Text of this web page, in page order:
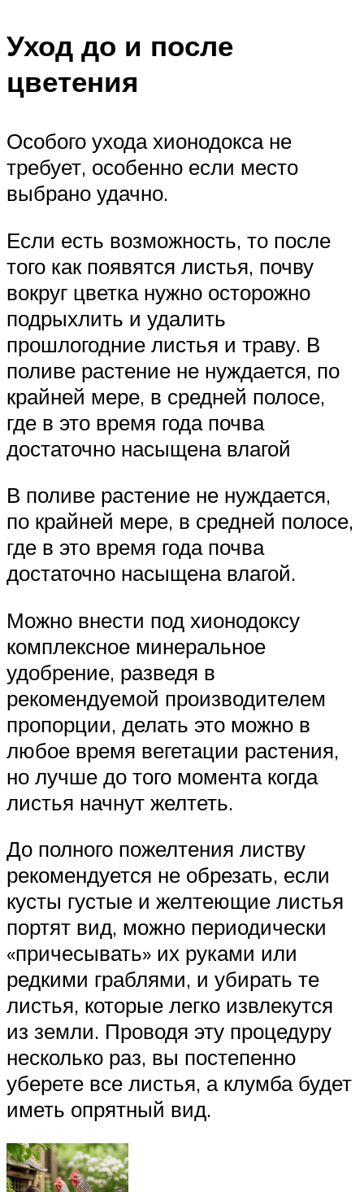
Уход до и после
цветения
Особого ухода хионодокса не
требует, особенно если место
выбрано удачно.
Если есть возможность, то после
того как появятся листья, почву
вокруг цветка нужно осторожно
подрыхлить и удалить
прошлогодние листья и траву. В
поливе растение не нуждается, по
крайней мере, в средней полосе,
где в это время года почва
достаточно насыщена влагой
В поливе растение не нуждается,
по крайней мере, в средней полосе,
где в это время года почва
достаточно насыщена влагой.
Можно внести под хионодоксу
комплексное минеральное
удобрение, разведя в
рекомендуемой производителем
пропорции, делать это можно в
любое время вегетации растения,
но лучше до того момента когда
листья начнут желтеть.
До полного пожелтения листву
рекомендуется не обрезать, если
кусты густые и желтеющие листья
портят вид, можно периодически
«причесывать» их руками или
редкими граблями, и убирать те
листья, которые легко извлекутся
из земли. Проводя эту процедуру
несколько раз, вы постепенно
уберете все листья, а клумба будет
иметь опрятный вид.